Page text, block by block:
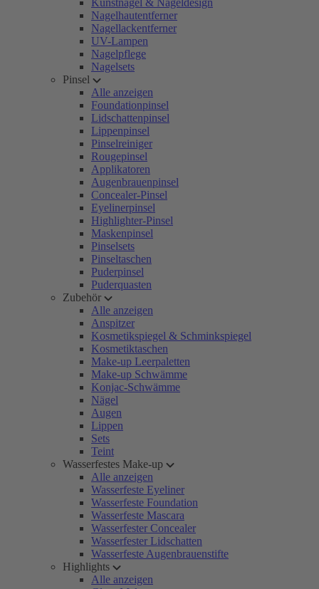
Kunstnägel & Nageldesign
Nagelhautentferner
Nagellackentferner
UV-Lampen
Nagelpflege
Nagelsets
Pinsel
Alle anzeigen
Foundationpinsel
Lidschattenpinsel
Lippenpinsel
Pinselreiniger
Rougepinsel
Applikatoren
Augenbrauenpinsel
Concealer-Pinsel
Eyelinerpinsel
Highlighter-Pinsel
Maskenpinsel
Pinselsets
Pinseltaschen
Puderpinsel
Puderquasten
Zubehör
Alle anzeigen
Anspitzer
Kosmetikspiegel & Schminkspiegel
Kosmetiktaschen
Make-up Leerpaletten
Make-up Schwämme
Konjac-Schwämme
Nägel
Augen
Lippen
Sets
Teint
Wasserfestes Make-up
Alle anzeigen
Wasserfeste Eyeliner
Wasserfeste Foundation
Wasserfeste Mascara
Wasserfester Concealer
Wasserfester Lidschatten
Wasserfeste Augenbrauenstifte
Highlights
Alle anzeigen